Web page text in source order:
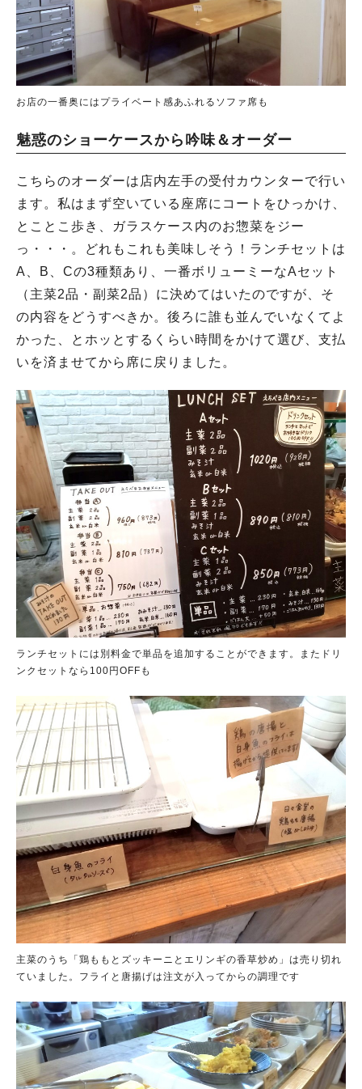
お店の一番奥にはプライベート感あふれるソファ席も
魅惑のショーケースから吟味＆オーダー
こちらのオーダーは店内左手の受付カウンターで行い
ます。私はまず空いている座席にコートをひっかけ、
とことこ歩き、ガラスケース内のお惣菜をジー
っ・・・。どれもこれも美味しそう！ランチセットは
A、B、Cの3種類あり、一番ボリューミーなAセット
（主菜2品・副菜2品）に決めてはいたのですが、そ
の内容をどうすべきか。後ろに誰も並んでいなくてよ
かった、とホッとするくらい時間をかけて選び、支払
いを済ませてから席に戻りました。
ランチセットには別料金で単品を追加することができます。またドリ
ンクセットなら100円OFFも
主菜のうち「鶏ももとズッキーニとエリンギの香草炒め」は売り切れ
ていました。フライと唐揚げは注文が入ってからの調理です